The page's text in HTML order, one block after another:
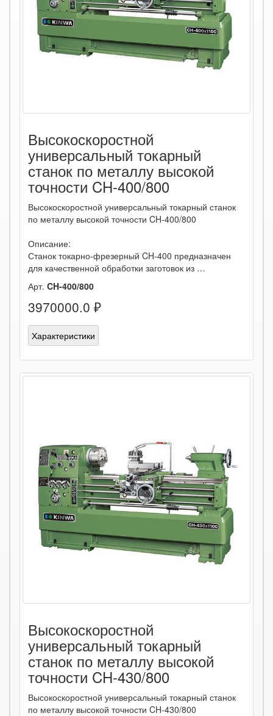
Высокоскоростной
универсальный токарный
станок по металлу высокой
точности CH-400/800
Высокоскоростной универсальный токарный станок
по металлу высокой точности CH-400/800
Описание:
Станок токарно-фрезерный CH-400 предназначен
для качественной обработки заготовок из …
Арт. CH-400/800
3970000.0 ₽
Характеристики
Высокоскоростной
универсальный токарный
станок по металлу высокой
точности CH-430/800
Высокоскоростной универсальный токарный станок
по металлу высокой точности CH-430/800